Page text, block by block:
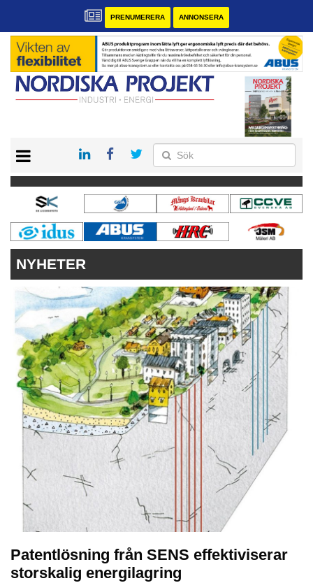
PRENUMERERA ANNONSERA
KONTAKT
VÅRA ANDRA MAGASIN
PRENUMERERA
ANNONSERA
NYHETER
Patentlösning från SENS effektiviserar
storskalig energilagring